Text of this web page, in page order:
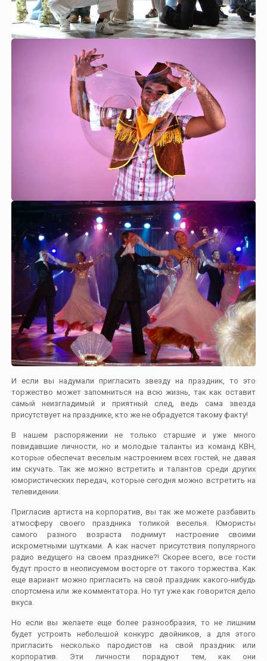
И если вы надумали пригласить звезду на праздник, то это
торжество может запомниться на всю жизнь, так как оставит
самый неизгладимый и приятный след, ведь сама звезда
присутствует на празднике, кто же не обрадуется такому факту!
В нашем распоряжении не только старшие и уже много
повидавшие личности, но и молодые таланты из команд КВН,
которые обеспечат веселым настроением всех гостей, не давая
им скучать. Так же можно встретить и талантов среди других
юмористических передач, которые сегодня можно встретить на
телевидении.
Пригласив артиста на корпоратив, вы так же можете разбавить
атмосферу своего праздника толикой веселья. Юмористы
самого разного возраста поднимут настроение своими
искрометными шутками. А как насчет присутствия популярного
радио ведущего на своем празднике?! Скорее всего, все гости
будут просто в неописуемом восторге от такого торжества. Как
еще вариант можно пригласить на свой праздник какого-нибудь
спортсмена или же комментатора. Но тут уже как говорится дело
вкуса.
Но если вы желаете еще более разнообразия, то не лишним
будет устроить небольшой конкурс двойников, а для этого
пригласить несколько пародистов на свой праздник или
корпоратив. Эти личности порадуют тем, как они